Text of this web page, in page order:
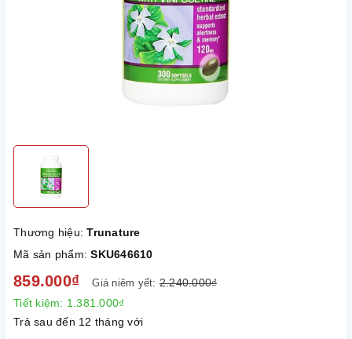
Thương hiệu:Trunature
Mã sản phẩm:SKU646610
859.000₫ Giá niêm yết:2.240.000₫
Tiết kiệm: 1.381.000₫
Trả sau đến 12 tháng với